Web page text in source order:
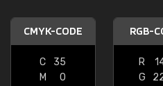
CMYK-CODE
C
35
M
0
RGB-
R
G